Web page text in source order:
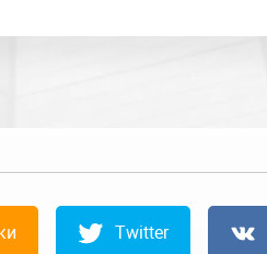
Twitter